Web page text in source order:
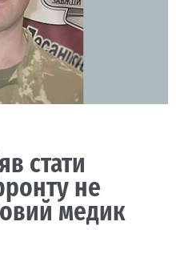
стати
не
медик